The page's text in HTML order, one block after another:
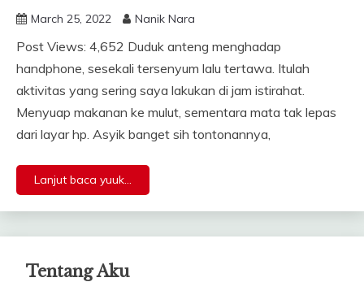
March 25, 2022 Nanik Nara
Post Views: 4,652 Duduk anteng menghadap
handphone, sesekali tersenyum lalu tertawa. Itulah
aktivitas yang sering saya lakukan di jam istirahat.
Menyuap makanan ke mulut, sementara mata tak lepas
dari layar hp. Asyik banget sih tontonannya,
Lanjut baca yuuk...
Tentang Aku